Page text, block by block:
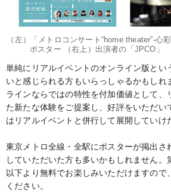
（左）「メトロコンサート“home theater”-心
ポスター （右上）出演者の「JPCO」
単純にリアルイベントのオンライン版とい
いと感じられる方もいらっしゃるかもしれ
ラインならではの特性を付加価値として、
た新たな体験をご提案し、好評をいただい
はリアルイベントと併行して展開していけ
東京メトロ全線・全駅にポスターが掲出さ
していただいた方も多いかもしれません。
以下より無料でお楽しみいただけますので
ください。